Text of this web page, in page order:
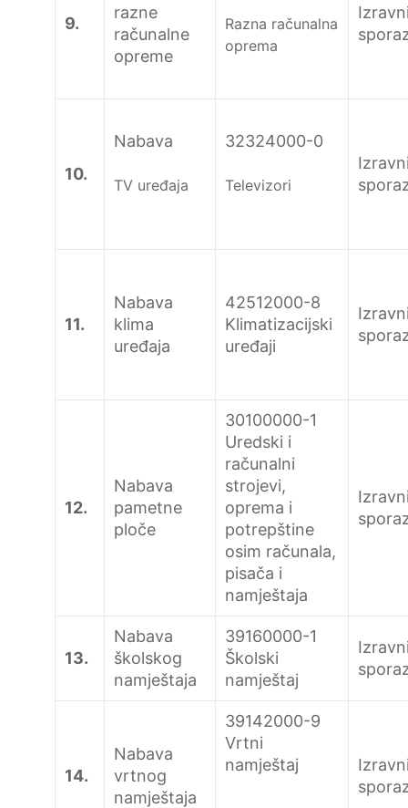
9.
razne
računalne
opreme
Razna računalna
oprema
10.
Nabava
TV uređaja
32324000-0
Televizori
11.
Nabava
klima
uređaja
42512000-8
Klimatizacijski
uređaji
12.
Nabava
pametne
ploče
30100000-1
Uredski i
računalni
strojevi,
oprema i
potrepštine
osim računala,
pisača i
namještaja
13.
Nabava
školskog
namještaja
39160000-1
Školski
namještaj
14.
Nabava
vrtnog
namještaja
39142000-9
Vrtni
namještaj